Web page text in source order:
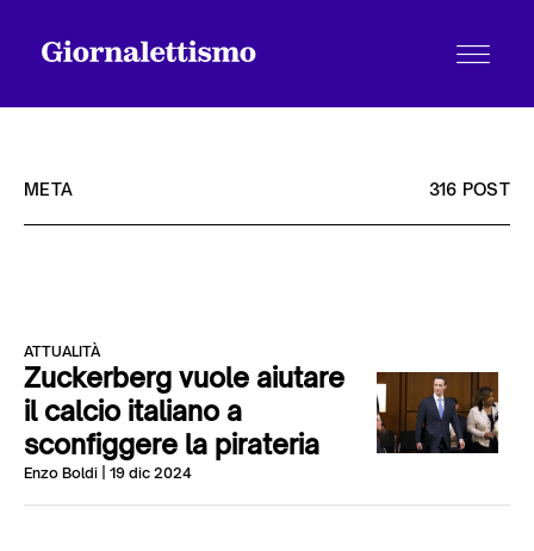
Chi siamo
Contatti
META 316 POST
ATTUALITÀ
Zuckerberg vuole aiutare
il calcio italiano a
sconfiggere la pirateria
Enzo Boldi | 19 dic 2024